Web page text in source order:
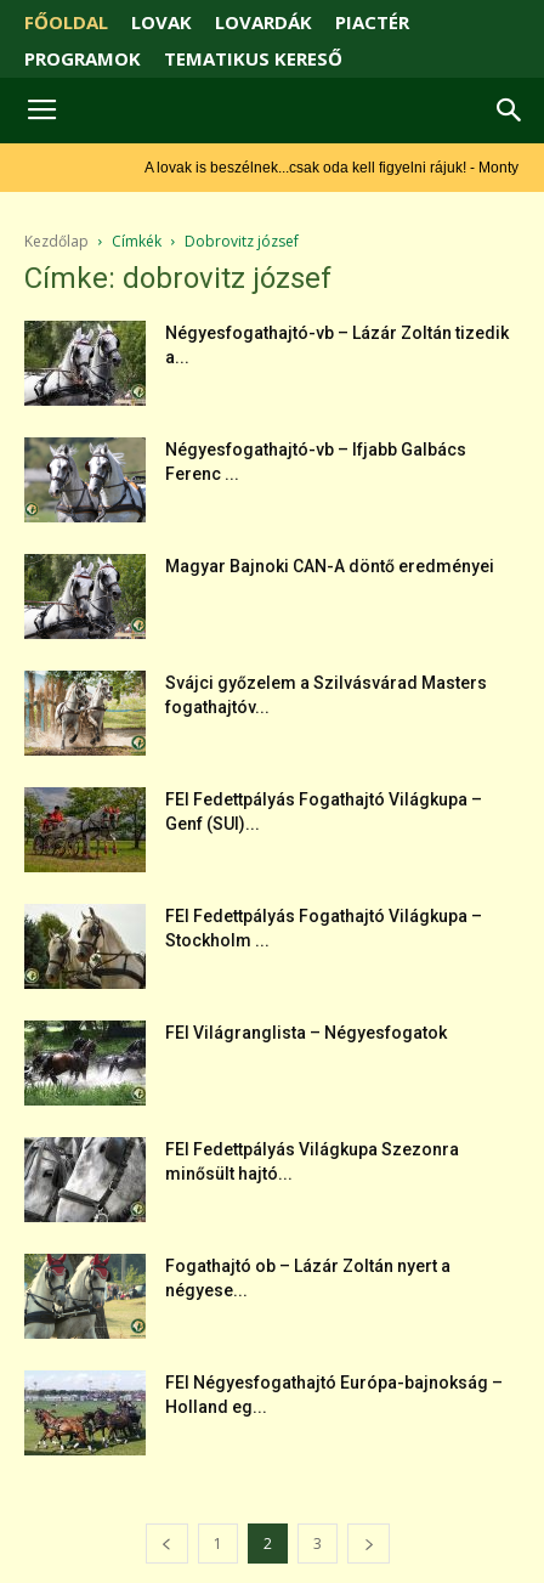
FŐOLDAL LOVAK LOVARDÁK
PIACTÉR
PROGRAMOK
TEMATIKUS KERESŐ
A lovak is beszélnek...csak oda kell figyelni rájuk! - Monty Roberts
Kezdőlap Címkék Dobrovitz józsef
Címke: dobrovitz józsef
Négyesfogathajtó-vb – Lázár Zoltán tizedik
a...
Négyesfogathajtó-vb – Ifjabb Galbács
Ferenc ...
Magyar Bajnoki CAN-A döntő eredményei
Svájci győzelem a Szilvásvárad Masters
fogathajtóv...
FEI Fedettpályás Fogathajtó Világkupa –
Genf (SUI)...
FEI Fedettpályás Fogathajtó Világkupa –
Stockholm ...
FEI Világranglista – Négyesfogatok
FEI Fedettpályás Világkupa Szezonra
minősült hajtó...
Fogathajtó ob – Lázár Zoltán nyert a
négyese...
FEI Négyesfogathajtó Európa-bajnokság –
Holland eg...
1 2 3